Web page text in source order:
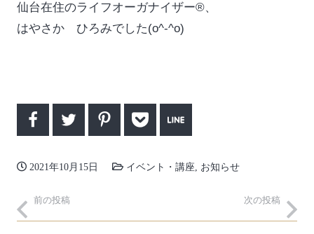
仙台在住のライフオーガナイザー®、
はやさか ひろみでした(o^-^o)
2021年10月15日 イベント・講座 お知らせ
前の投稿 次の投稿